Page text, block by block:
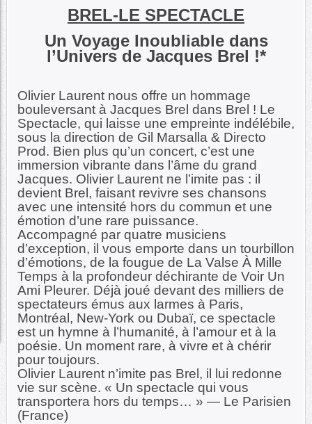
BREL-LE SPECTACLE
Un Voyage Inoubliable dans
l’Univers de Jacques Brel !*
Olivier Laurent nous offre un hommage
bouleversant à Jacques Brel dans Brel ! Le
Spectacle, qui laisse une empreinte indélébile,
sous la direction de Gil Marsalla & Directo
Prod. Bien plus qu’un concert, c’est une
immersion vibrante dans l’âme du grand
Jacques. Olivier Laurent ne l’imite pas : il
devient Brel, faisant revivre ses chansons
avec une intensité hors du commun et une
émotion d’une rare puissance.
Accompagné par quatre musiciens
d’exception, il vous emporte dans un tourbillon
d’émotions, de la fougue de La Valse À Mille
Temps à la profondeur déchirante de Voir Un
Ami Pleurer. Déjà joué devant des milliers de
spectateurs émus aux larmes à Paris,
Montréal, New-York ou Dubaï, ce spectacle
est un hymne à l’humanité, à l’amour et à la
poésie. Un moment rare, à vivre et à chérir
pour toujours.
Olivier Laurent n’imite pas Brel, il lui redonne
vie sur scène. « Un spectacle qui vous
transportera hors du temps… » — Le Parisien
(France)